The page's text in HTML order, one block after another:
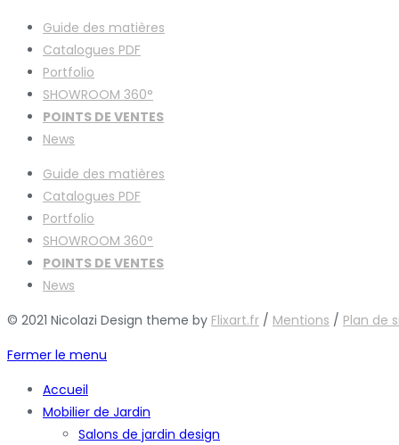
Guide des matières
Catalogues PDF
Portfolio
SHOWROOM 360°
POINTS DE VENTES
News
Guide des matières
Catalogues PDF
Portfolio
SHOWROOM 360°
POINTS DE VENTES
News
© 2021 Nicolazi Design theme by Flixart.fr / Mentions / Plan de
Fermer le menu
Accueil
Mobilier de Jardin
Salons de jardin design